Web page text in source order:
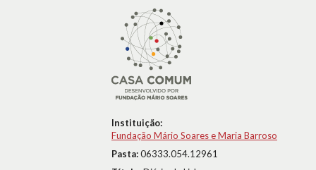
Instituição:
Fundação Mário Soares e Maria Barroso
Pasta:06333.054.12961